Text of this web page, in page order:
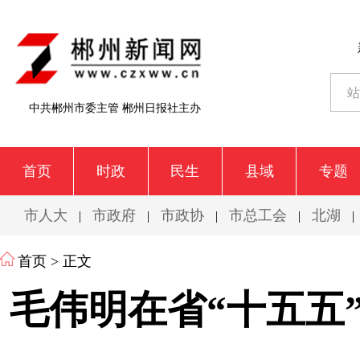
中共郴州市委主管 郴州日报社主办
首页 时政 民生 县域 专题
市人大 | 市政府 | 市政协 | 市总工会 | 北湖 |
首页 > 正文
毛伟明在省“十五